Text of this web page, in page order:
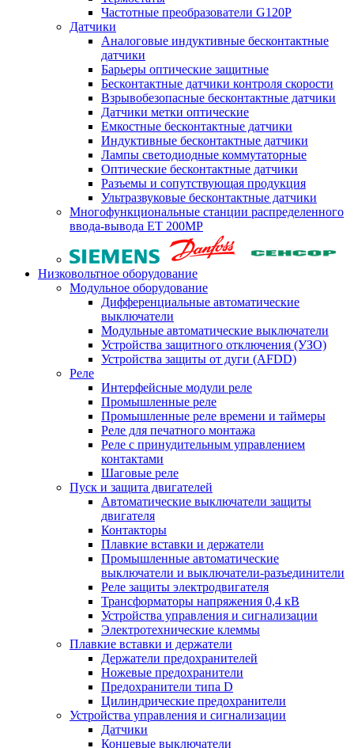
Частотные преобразователи G120P
Датчики
Аналоговые индуктивные бесконтактные
датчики
Барьеры оптические защитные
Бесконтактные датчики контроля скорости
Взрывобезопасные бесконтактные датчики
Датчики метки оптические
Емкостные бесконтактные датчики
Индуктивные бесконтактные датчики
Лампы светодиодные коммутаторные
Оптические бесконтактные датчики
Разъемы и сопутствующая продукция
Ультразвуковые бесконтактные датчики
Многофункциональные станции распределенного
ввода-вывода ET 200MP
Низковольтное оборудование
Модульное оборудование
Дифференциальные автоматические
выключатели
Модульные автоматические выключатели
Устройства защитного отключения (УЗО)
Устройства защиты от дуги (AFDD)
Реле
Интерфейсные модули реле
Промышленные реле
Промышленные реле времени и таймеры
Реле для печатного монтажа
Реле с принудительным управлением
контактами
Шаговые реле
Пуск и защита двигателей
Автоматические выключатели защиты
двигателя
Контакторы
Плавкие вставки и держатели
Промышленные автоматические
выключатели и выключатели-разъединители
Реле защиты электродвигателя
Трансформаторы напряжения 0,4 кВ
Устройства управления и сигнализации
Электротехнические клеммы
Плавкие вставки и держатели
Держатели предохранителей
Ножевые предохранители
Предохранители типа D
Цилиндрические предохранители
Устройства управления и сигнализации
Датчики
Концевые выключатели